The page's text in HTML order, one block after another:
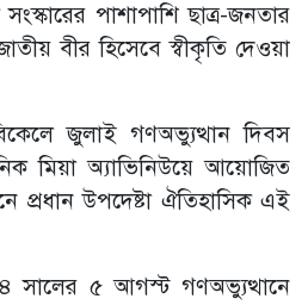
পাশাপাশি ছাত্র-জনতার
বীর হিসেবে স্বীকৃতি দেওয়া
জুলাই গণঅভ্যুত্থান দিবস
মিয়া অ্যাভিনিউয়ে আয়োজিত
প্রধান উপদেষ্টা ঐতিহাসিক এই
৫ আগস্ট গণঅভ্যুত্থানে